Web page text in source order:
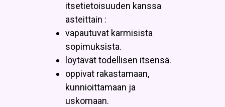
itsetietoisuuden kanssa
asteittain :
vapautuvat karmisista
sopimuksista.
löytävät todellisen itsensä.
oppivat rakastamaan,
kunnioittamaan ja
uskomaan.